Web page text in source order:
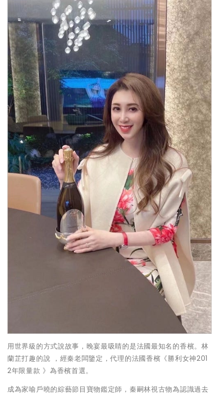
用世界級的方式說故事，晚宴最吸睛的是法國最知名的香檳。林
蘭芷打趣的說 ，經秦老闆鑒定，代理的法國香檳《勝利女神201
2年限量款 》為香檳首選。
成為家喻戶曉的綜藝節目寶物鑑定師，秦嗣林視古物為認識過去